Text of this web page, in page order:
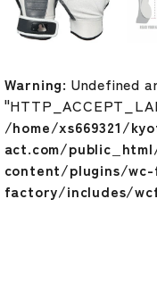
Warning: Undefined
/home/xs669321/
act.com/
content/plugins/
factory/includes/